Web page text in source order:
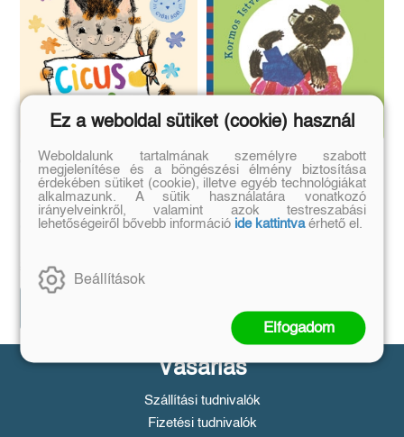
Cicus fest
Győri Hanna
2 990 Ft
Vackor az óvodában
Kormos István
Előrendelem
Vásárlás
Szállítási tudnivalók
Fizetési tudnivalók
Ez a weboldal sütiket (cookie) használ
Weboldalunk tartalmának személyre szabott
megjelenítése és a böngészési élmény biztosítása
érdekében sütiket (cookie), illetve egyéb technológiákat
alkalmazunk. A sütik használatára vonatkozó
irányelveinkről, valamint azok testreszabási
lehetőségeiről bővebb információ ide kattintvaérhető el.
Beállítások
Elfogadom